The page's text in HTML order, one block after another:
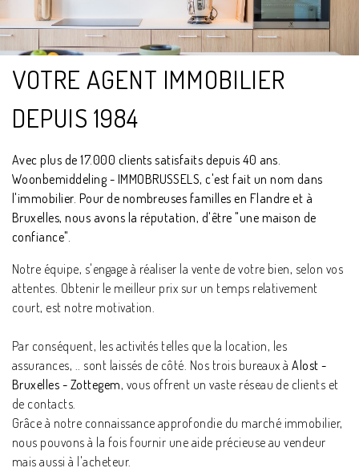
VOTRE AGENT IMMOBILIER
DEPUIS 1984
Avec plus de 17.000 clients satisfaits depuis 40 ans.
Woonbemiddeling - IMMOBRUSSELS, c'est fait un nom dans
l'immobilier. Pour de nombreuses familles en Flandre et à
Bruxelles, nous avons la réputation, d'être "une maison de
confiance".
Notre équipe, s'engage à réaliser la vente de votre bien, selon vos
attentes. Obtenir le meilleur prix sur un temps relativement
court, est notre motivation.
Par conséquent, les activités telles que la location, les
assurances, .. sont laissés de côté. Nos trois bureaux àAlost -
Bruxelles - Zottegem, vous offrent un vaste réseau de clients et
de contacts.
Grâce à notre connaissance approfondie du marché immobilier,
nous pouvons à la fois fournir une aide précieuse au vendeur
mais aussi à l'acheteur.